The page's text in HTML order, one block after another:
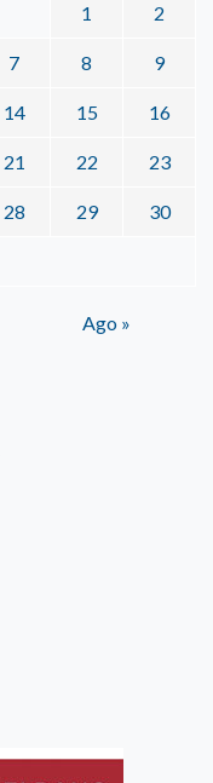
1 2
7 8 9
14 15 16
21 22 23
28 29 30
Ago »